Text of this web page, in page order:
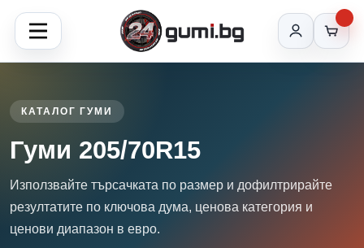
КАТАЛОГ ГУМИ
Гуми 205/70R15
Използвайте търсачката по размер и дофилтрирайте
резултатите по ключова дума, ценова категория и
ценови диапазон в евро.